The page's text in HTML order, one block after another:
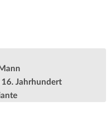
Mann
Jahrhundert